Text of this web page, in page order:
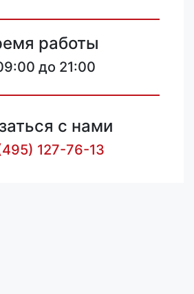
работы
до 21:00
с нами
127-76-13